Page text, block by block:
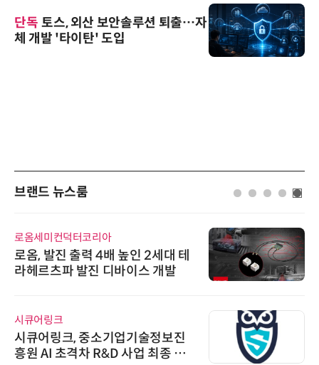
단독 토스, 외산 보안솔루션 퇴출…자
체 개발 '타이탄' 도입
브랜드 뉴스룸
로옴세미컨덕터코리아
로옴, 발진 출력 4배 높인 2세대 테
라헤르츠파 발진 디바이스 개발
시큐어링크
시큐어링크, 중소기업기술정보진
흥원 AI 초격차 R&D 사업 최종 선